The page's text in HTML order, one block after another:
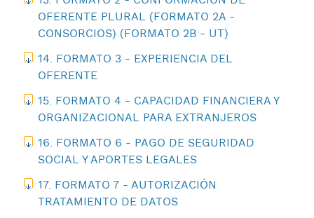
OFERENTE PLURAL (FORMATO 2A -
CONSORCIOS) (FORMATO 2B - UT)
14. FORMATO 3 - EXPERIENCIA DEL
OFERENTE
15. FORMATO 4 - CAPACIDAD FINANCIERA Y
ORGANIZACIONAL PARA EXTRANJEROS
16. FORMATO 6 - PAGO DE SEGURIDAD
SOCIAL Y APORTES LEGALES
17. FORMATO 7 - AUTORIZACIÓN
TRATAMIENTO DE DATOS